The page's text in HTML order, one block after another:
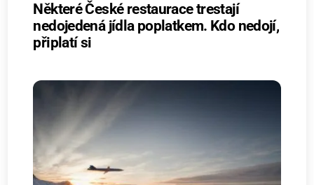
Některé České restaurace trestají
nedojedená jídla poplatkem. Kdo nedojí,
připlatí si